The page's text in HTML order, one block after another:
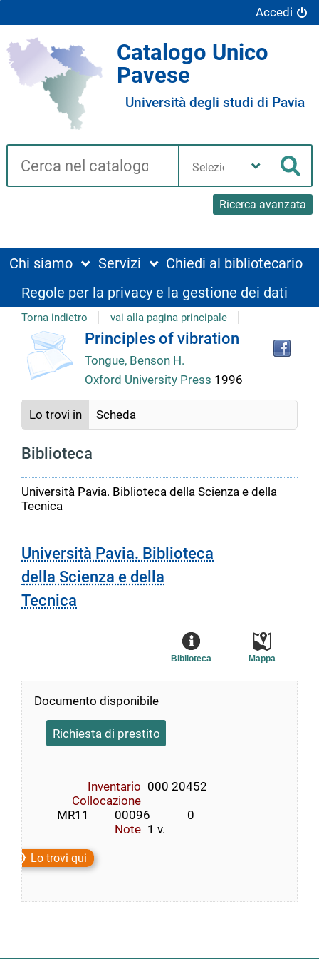
Accedi
Catalogo Unico
Pavese
Università degli studi di Pavia
Cerca su "Catalogo"
Ricerca avanzata
biblioteca
Chi siamo Servizi
Chiedi al bibliotecario
Regole per la privacy e la gestione dei dati
Torna indietro vai alla pagina principale
Dettaglio
del
documento
Principles of vibration
Tongue, Benson H.
Oxford University Press 1996
Lo trovi in Scheda
Biblioteca
Università Pavia. Biblioteca della Scienza e della
Tecnica
Università Pavia. Biblioteca
della Scienza e della
Tecnica
Mappa
Biblioteca
Documento disponibile
Richiesta di prestito
Inventario 000 20452
Collocazione
        MR11         00096             0
Note 1 v.
Lo trovi qui